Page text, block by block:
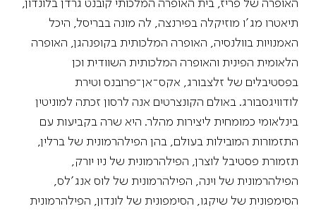
תיאטרו מג'ו מוזיקלה בפירנצה, לה מונה בבריסל, היכל
האמנויות בוולנסיה, האופרה המלכותית בקופנהגן, האופרה
הלאומית הפינית והאופרה המלכותית השוודית וכן
בפסטיבלים של זלצבורג, אקס־אן־פרובנס וטירת
לודוויגסבורג. באולם הקונצרטים אנה לרסון זכתה למוניטין
בינלאומי כמומחית ליצירות מהלר. היא שרה בקביעות עם
התזמורות המובילות בעולם, בהן הפילהרמונית של ברלין,
תזמורת פסטיבל לוצרן, הפילהרמונית של ניו יורק,
הפילהרמונית של וינה, הפילהרמונית של לוס אנג'לס,
הסימפונית של שיקגו, הסימפונית של לונדון, הפילהרמונית